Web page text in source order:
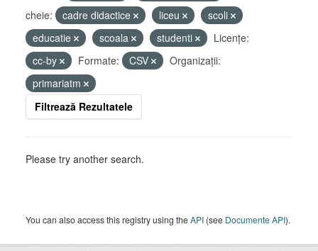
cheie:
cadre didactice liceu
scoli
educatie
scoala studenti
Licenţe:
cc-by
Formate: CSV
Organizații:
primariatm
Filtrează Rezultatele
Please try another search.
You can also access this registry using theAPI (see Documente API).